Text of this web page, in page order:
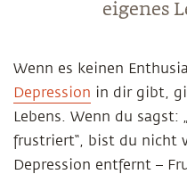
eigenes
Wenn es keinen
Depression in dir gibt,
Lebens. Wenn du sagst:
frustriert“, bist du nicht
Depression entfernt –